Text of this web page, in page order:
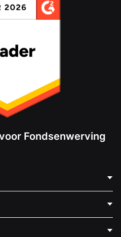
Fondsenwerving